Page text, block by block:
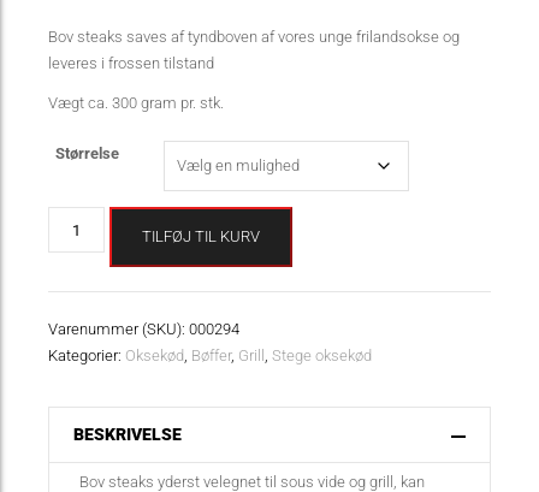
62,00kr.
Bov steaks saves af tyndboven af vores unge frilandsokse og
leveres i frossen tilstand
Vægt ca. 300 gram pr. stk.
Størrelse
antal
TILFØJ TIL KURV
Varenummer (SKU): 000294
Kategorier: Oksekød, Bøffer, Grill , Stege oksekød
BESKRIVELSE
Bov steaks yderst velegnet til sous vide og grill, kan